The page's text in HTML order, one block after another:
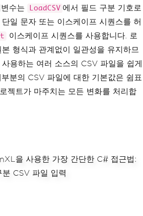
수는 LoadCSV 에서 필드 구분 기호로
일 문자 또는 이스케이프 시퀀스를 허
이스케이프 시퀀스를 사용합니다. 로
형식과 관계없이 일관성을 유지하므
용하는 여러 소스의 CSV 파일을 쉽게
분의 CSV 파일에 대한 기본값은 쉼표
젝트가 마주치는 모든 변화를 처리합